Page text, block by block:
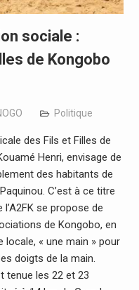
sociale :
de Kongobo
Politique
des Fils et Filles de
Henri, envisage de
des habitants de
C’est à ce titre
se propose de
de Kongobo, en
locale, « une main » pour
doigts de la main.
tenue les 22 et 23